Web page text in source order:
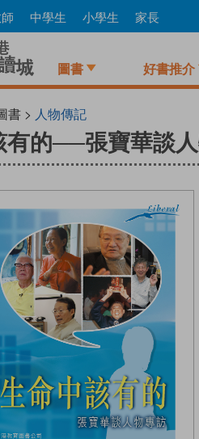
中學生 小學生 家長
圖書 好書推介
書 > 人物傳記
有的──張寶華談